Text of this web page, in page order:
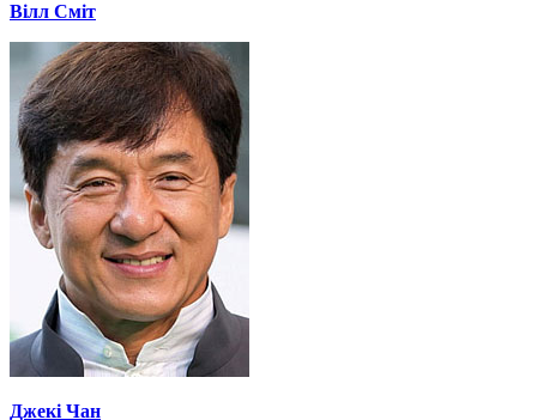
Вілл Сміт
Джекі Чан